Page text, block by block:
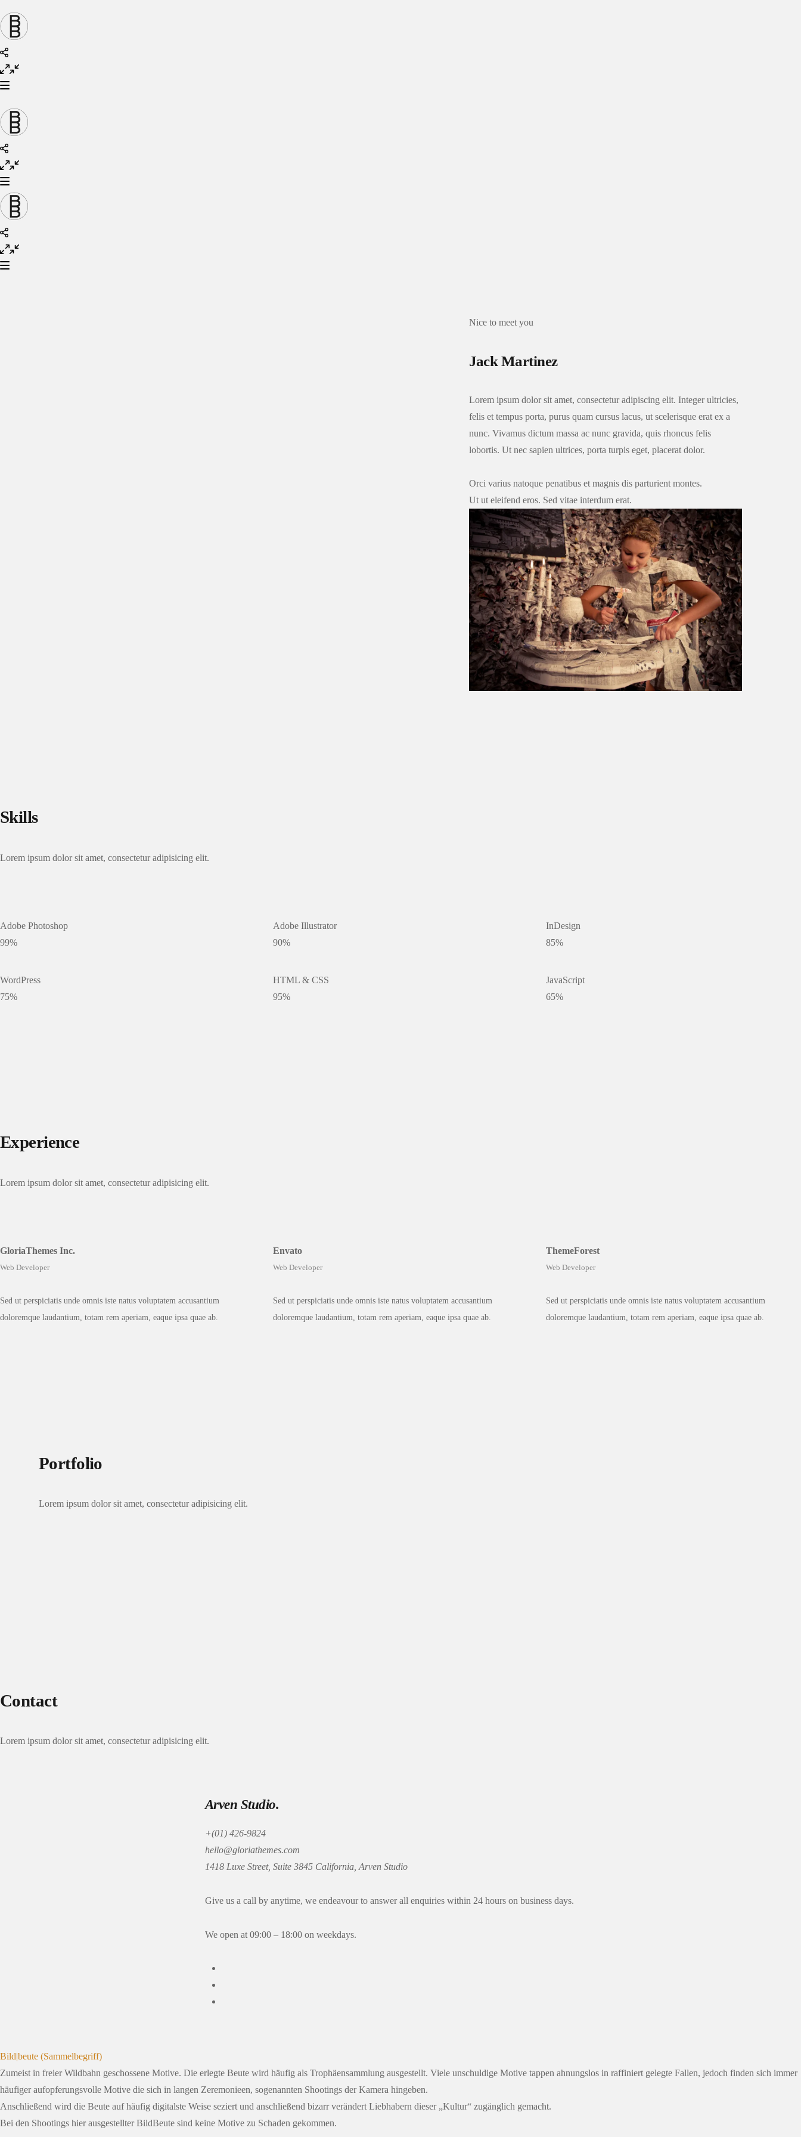
Nice to meet you
Jack Martinez
Lorem ipsum dolor sit amet, consectetur adipiscing elit. Integer ultricies,
felis et tempus porta, purus quam cursus lacus, ut scelerisque erat ex a
nunc. Vivamus dictum massa ac nunc gravida, quis rhoncus felis
lobortis. Ut nec sapien ultrices, porta turpis eget, placerat dolor.
Orci varius natoque penatibus et magnis dis parturient montes.
Ut ut eleifend eros. Sed vitae interdum erat.
Skills
Lorem ipsum dolor sit amet, consectetur adipisicing elit.
Adobe Photoshop
99%
Adobe Illustrator
90%
InDesign
85%
WordPress
75%
HTML & CSS
95%
JavaScript
65%
Experience
Lorem ipsum dolor sit amet, consectetur adipisicing elit.
GloriaThemes Inc.
Web Developer
Sed ut perspiciatis unde omnis iste natus voluptatem accusantium
doloremque laudantium, totam rem aperiam, eaque ipsa quae ab.
Envato
Web Developer
Sed ut perspiciatis unde omnis iste natus voluptatem accusantium
doloremque laudantium, totam rem aperiam, eaque ipsa quae ab.
ThemeForest
Web Developer
Sed ut perspiciatis unde omnis iste natus voluptatem accusantium
doloremque laudantium, totam rem aperiam, eaque ipsa quae ab.
Portfolio
Lorem ipsum dolor sit amet, consectetur adipisicing elit.
Contact
Lorem ipsum dolor sit amet, consectetur adipisicing elit.
Arven Studio.
+(01) 426-9824
hello@gloriathemes.com
1418 Luxe Street, Suite 3845 California, Arven Studio
Give us a call by anytime, we endeavour to answer all enquiries within 24 hours on business days.
We open at 09:00 – 18:00 on weekdays.
Bild|beute (Sammelbegriff)
Zumeist in freier Wildbahn geschossene Motive. Die erlegte Beute wird häufig als Trophäensammlung ausgestellt. Viele unschuldige Motive tappen ahnungslos in raffiniert gelegte Fallen, jedoch finden sich immer
häufiger aufopferungsvolle Motive die sich in langen Zeremonieen, sogenannten Shootings der Kamera hingeben.
Anschließend wird die Beute auf häufig digitalste Weise seziert und anschließend bizarr verändert Liebhabern dieser „Kultur“ zugänglich gemacht.
Bei den Shootings hier ausgestellter BildBeute sind keine Motive zu Schaden gekommen.